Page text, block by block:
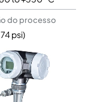
do processo
psi)